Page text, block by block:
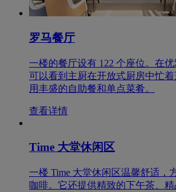
罗马餐厅
一楼的餐厅设有 122 个座位。在
可以看到主厨在开放式厨房中忙
用丰盛的自助餐和单点菜肴。
查看详情
Time 大堂休闲区
一楼 Time 大堂休闲区温馨舒适，
咖啡。它还提供精致的下午茶、